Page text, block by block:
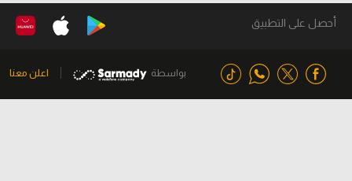
أحصل على التطبيق
بواسطة اعلن معنا